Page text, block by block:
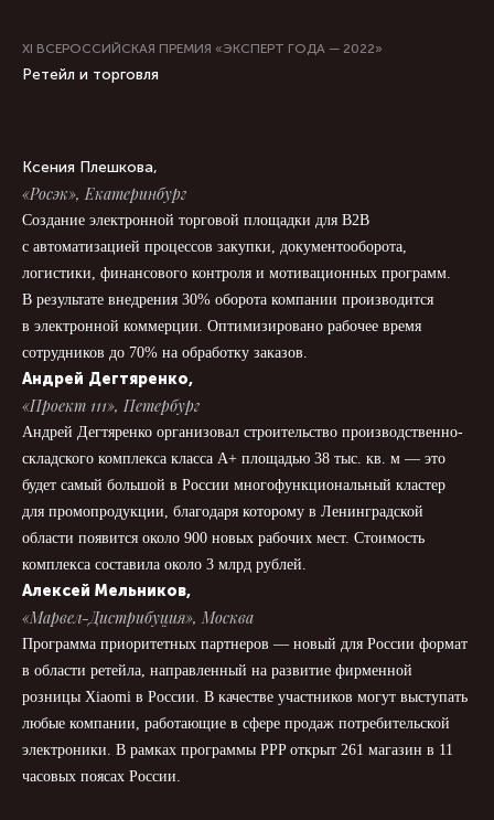
XI ВСЕРОССИЙСКАЯ ПРЕМИЯ «ЭКСПЕРТ ГОДА — 2022»
Ретейл и торговля
Ксения Плешкова,
«Росэк», Екатеринбург
Создание электронной торговой площадки для B2B
с автоматизацией процессов закупки, документооборота,
логистики, финансового контроля и мотивационных программ.
В результате внедрения 30% оборота компании производится
в электронной коммерции. Оптимизировано рабочее время
сотрудников до 70% на обработку заказов.
Андрей Дегтяренко,
«Проект 111», Петербург
Андрей Дегтяренко организовал строительство производственно-
складского комплекса класса А+ площадью 38 тыс. кв. м — это
будет самый большой в России многофункциональный кластер
для промопродукции, благодаря которому в Ленинградской
области появится около 900 новых рабочих мест. Стоимость
комплекса составила около 3 млрд рублей.
Алексей Мельников,
«Марвел-Дистрибуция», Москва
Программа приоритетных партнеров — новый для России формат
в области ретейла, направленный на развитие фирменной
розницы Xiaomi в России. В качестве участников могут выступать
любые компании, работающие в сфере продаж потребительской
электроники. В рамках программы PPP открыт 261 магазин в 11
часовых поясах России.